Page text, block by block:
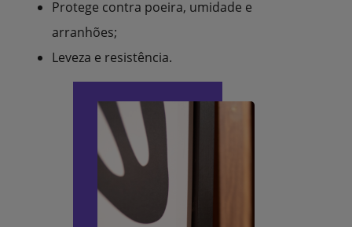
Protege contra poeira, umidade e
arranhões;
Leveza e resistência.